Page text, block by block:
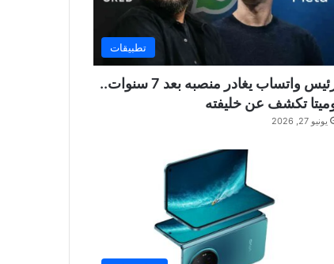
تطبيقات
رئيس واتساب يغادر منصبه بعد 7 سنوات..
تكشف عن خليفته
يونيو 27, 2026